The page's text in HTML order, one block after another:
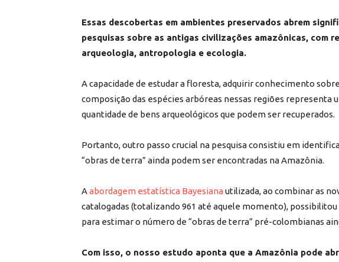
Essas descobertas em ambientes preservados abrem
pesquisas sobre as antigas civilizações amazônicas, com
arqueologia, antropologia e ecologia.
A capacidade de estudar a floresta, adquirir conhecimento
composição das espécies arbóreas nessas regiões representa
quantidade de bens arqueológicos que podem ser recuperados.
Portanto, outro passo crucial na pesquisa consistiu em
“obras de terra” ainda podem ser encontradas na Amazônia.
Aabordagem estatística Bayesiana utilizada, ao combinar as
catalogadas (totalizando 961 até aquele momento),
para estimar o número de “obras de terra” pré-colombianas
Com isso, o nosso estudo aponta que a Amazônia pode